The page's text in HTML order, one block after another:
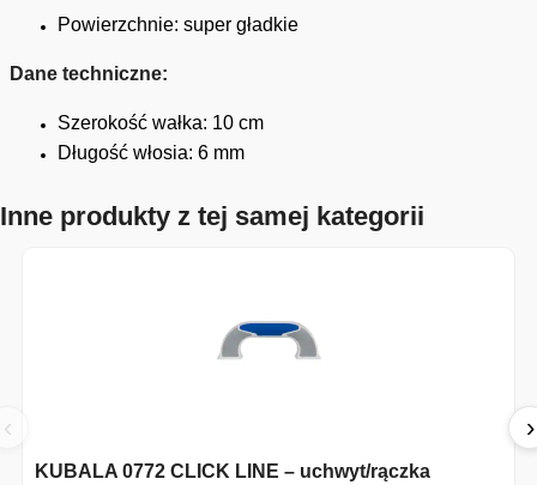
Powierzchnie: super gładkie
Dane techniczne:
Szerokość wałka: 10 cm
Długość włosia: 6 mm
Inne produkty z tej samej kategorii
‹
KUBALA 0772 CLICK LINE – uchwyt/rączka
›